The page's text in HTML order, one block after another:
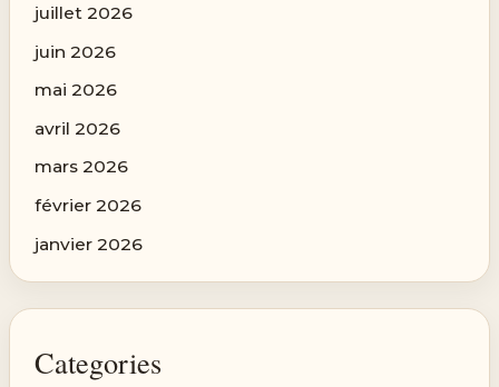
juillet 2026
juin 2026
mai 2026
avril 2026
mars 2026
février 2026
janvier 2026
Categories